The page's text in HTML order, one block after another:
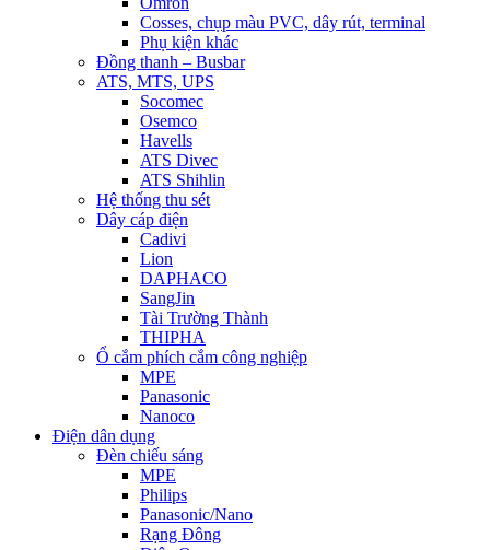
Cosses, chụp màu PVC, dây rút, terminal
Phụ kiện khác
Đồng thanh – Busbar
ATS, MTS, UPS
Socomec
Osemco
Havells
ATS Divec
ATS Shihlin
Hệ thống thu sét
Dây cáp điện
Cadivi
Lion
DAPHACO
SangJin
Tài Trường Thành
THIPHA
Ổ cắm phích cắm công nghiệp
MPE
Panasonic
Nanoco
Điện dân dụng
Đèn chiếu sáng
MPE
Philips
Panasonic/Nano
Rạng Đông